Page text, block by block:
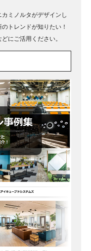
ミノルタがデザインし
トレンドが知りたい！
にご活用ください。